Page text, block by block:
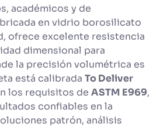
académicos y de
en vidrio borosilicato
ofrece excelente resistencia
dimensional para
la precisión volumétrica es
está calibrada To Deliver
los requisitos de ASTM E969,
confiables en la
patrón, análisis